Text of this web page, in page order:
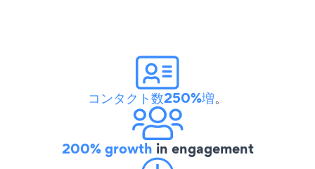
コンタクト数250%増。
200% growth in engagement